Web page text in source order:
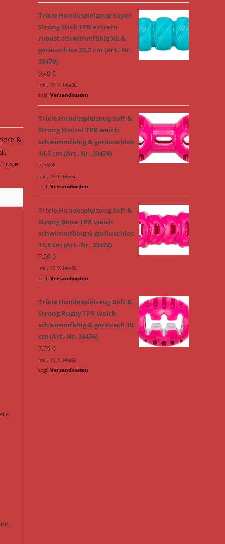
&
,
Trixie
Trixie Hundespielzeug Super
Strong Stick TPR extrem
robust schwimmfähig XL &
geräuschlos 22,2 cm (Art.-Nr.
33470)
9,49€
inkl. 19 % MwSt.
zzgl. Versandkosten
Trixie Hundespielzeug Soft &
Strong Hantel TPR weich
schwimmfähig & geräuschlos
14,5 cm (Art.-Nr. 33474)
7,59€
inkl. 19 % MwSt.
zzgl. Versandkosten
Trixie Hundespielzeug Soft &
Strong Bone TPR weich
schwimmfähig & geräuschlos
12,5 cm (Art.-Nr. 33472)
7,59€
inkl. 19 % MwSt.
zzgl. Versandkosten
Trixie Hundespielzeug Soft &
Strong Rugby TPR weich
schwimmfähig & geräusch 10
cm (Art.-Nr. 33476)
7,59€
inkl. 19 % MwSt.
zzgl. Versandkosten